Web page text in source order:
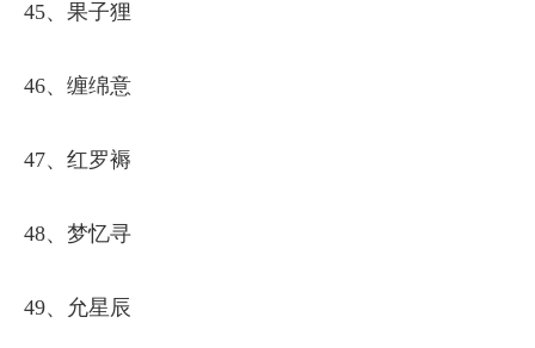
45、果子狸
46、缠绵意
47、红罗褥
48、梦忆寻
49、允星辰